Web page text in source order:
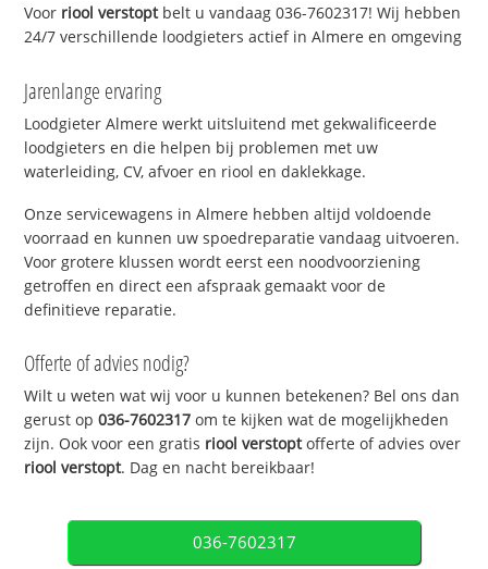
Voor riool verstoptbelt u vandaag 036-7602317! Wij hebben
24/7 verschillende loodgieters actief in Almere en omgeving
Jarenlange ervaring
Loodgieter Almere werkt uitsluitend met gekwalificeerde
loodgieters en die helpen bij problemen met uw
waterleiding, CV, afvoer en riool en daklekkage.
Onze servicewagens in Almere hebben altijd voldoende
voorraad en kunnen uw spoedreparatie vandaag uitvoeren.
Voor grotere klussen wordt eerst een noodvoorziening
getroffen en direct een afspraak gemaakt voor de
definitieve reparatie.
Offerte of advies nodig?
Wilt u weten wat wij voor u kunnen betekenen? Bel ons dan
gerust op036-7602317 om te kijken wat de mogelijkheden
zijn. Ook voor een gratis riool verstoptofferte of advies over
riool verstopt. Dag en nacht bereikbaar!
036-7602317